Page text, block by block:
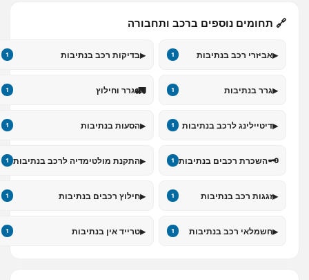
🔗 תחומים נוספים ברכב ותחבורה
▸אביזרי רכב בנתיבות 1
▸בדיקות רכב בנתיבות 1
▸גרר בנתיבות 1
🚛גרר וחילוץ 1
▸דיטיילינג לרכב בנתיבות 1
▸הסעות בנתיבות 1
🗝️השכרת רכבים בנתיבות 1
▸התקנת מולטימדיה לרכב בנתיבות 1
▸זגגות רכב בנתיבות 1
▸חילוץ רכבים בנתיבות 1
▸חשמלאי רכב בנתיבות 1
▸טרייד אין בנתיבות 1